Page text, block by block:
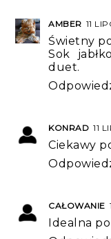
AMBER 11
Świetny
Sok
duet.
KONRAD 11
Ciekawy
CAŁOWANIE
Idealna